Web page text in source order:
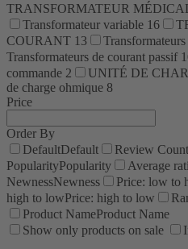
TRANSFORMATEUR
Transformateur variable 16
COURANT 13
Transformateurs de courant passif
commande 2 UNITÉ DE
de charge ohmique 8
Price
Order By
DefaultDefault Review Count
PopularityPopularity Average
NewnessNewness Price: low to
high to lowPrice: high to low
Product NameProduct Name
Show only products on sale